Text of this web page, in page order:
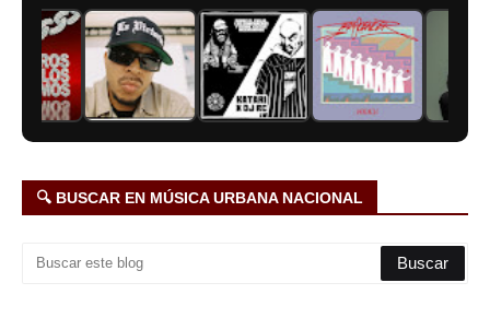
🔍 BUSCAR EN MÚSICA URBANA NACIONAL